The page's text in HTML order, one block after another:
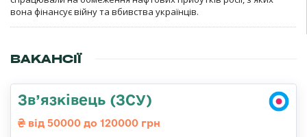
вона фінансує війну та вбивства українців.
ВАКАНСІЇ
Зв’язківець (ЗСУ)
від 50000 до 120000 грн